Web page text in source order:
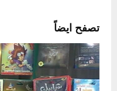
تصفح ايضاً